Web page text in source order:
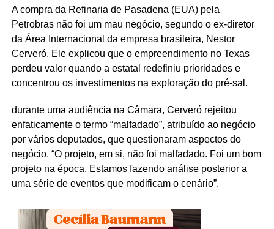
A compra da Refinaria de Pasadena (EUA) pela
Petrobras não foi um mau negócio, segundo o ex-diretor
da Área Internacional da empresa brasileira, Nestor
Cerveró. Ele explicou que o empreendimento no Texas
perdeu valor quando a estatal redefiniu prioridades e
concentrou os investimentos na exploração do pré-sal.
durante uma audiência na Câmara, Cerveró rejeitou
enfaticamente o termo “malfadado”, atribuído ao negócio
por vários deputados, que questionaram aspectos do
negócio. “O projeto, em si, não foi malfadado. Foi um bom
projeto na época. Estamos fazendo análise posterior a
uma série de eventos que modificam o cenário”.